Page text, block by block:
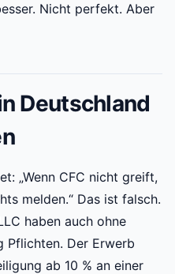
Nicht perfekt. Aber
Deutschland
„Wenn CFC nicht greift,
melden.“ Das ist falsch.
haben auch ohne
Pflichten. Der Erwerb
ab 10 % an einer